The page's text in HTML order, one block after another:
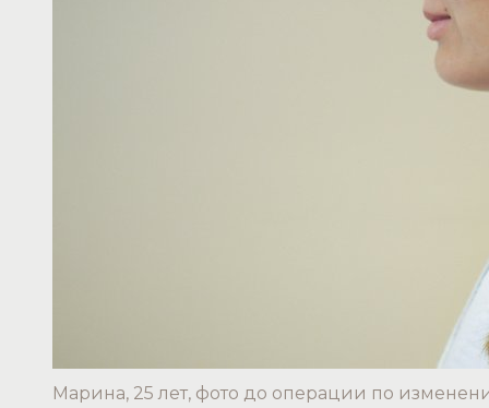
Марина, 25 лет, фото до операции по